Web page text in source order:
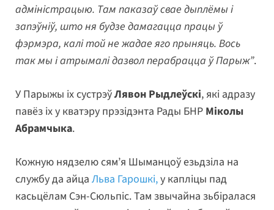
адміністрацыю. Там паказаў свае дыплёмы і
запэўніў, што ня будзе дамагацца працы ў
фэрмэра, калі той не жадае яго прыняць. Вось
так мы і атрымалі дазвол перабрацца ў Парыж”.
У Парыжы іх сустрэўЛявон Рыдлеўскі, які адразу
павёз іх у кватэру прэзідэнта Рады БНР Міколы
Абрамчыка.
Кожную нядзелю сям’я Шыманцоў езьдзіла на
службу да айца Льва Гарошкі,у капліцы пад
касьцёлам Сэн-Сюльпіс. Там звычайна зьбіралася